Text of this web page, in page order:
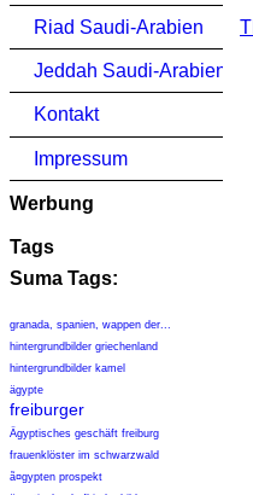
Riad Saudi-Arabien
Jeddah Saudi-Arabien
Kontakt
Impressum
Werbung
Tags
Suma Tags:
granada, spanien, wappen der...
hintergrundbilder griechenland
hintergrundbilder kamel
ägypte
freiburger
Ägyptisches geschäft freiburg
frauenklöster im schwarzwald
ã¤gypten prospekt